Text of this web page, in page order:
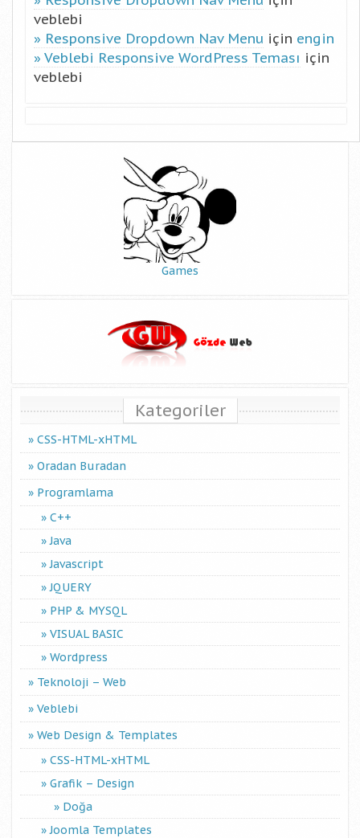
veblebi
Responsive Dropdown Nav Menu için engin
Veblebi Responsive WordPress Teması için
veblebi
Games
Kategoriler
CSS-HTML-xHTML
Oradan Buradan
Programlama
C++
Java
Javascript
JQUERY
PHP & MYSQL
VISUAL BASIC
Wordpress
Teknoloji – Web
Veblebi
Web Design & Templates
CSS-HTML-xHTML
Grafik – Design
Doğa
Joomla Templates